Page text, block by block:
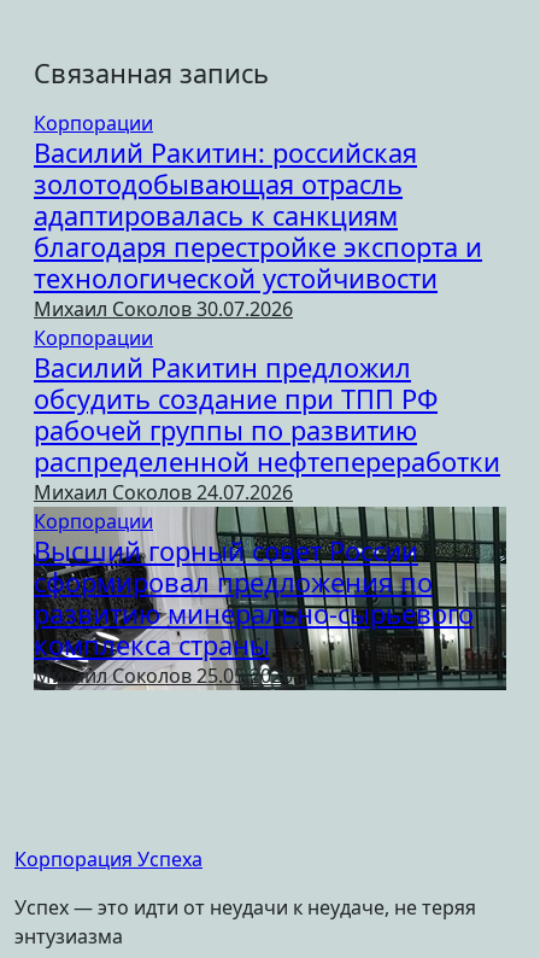
Связанная запись
Корпорации
Василий Ракитин: российская
золотодобывающая отрасль
адаптировалась к санкциям
благодаря перестройке экспорта и
технологической устойчивости
Михаил Соколов30.07.2026
Корпорации
Василий Ракитин предложил
обсудить создание при ТПП РФ
рабочей группы по развитию
распределенной нефтепереработки
Михаил Соколов24.07.2026
Корпорации
Высший горный совет России
сформировал предложения по
развитию минерально-сырьевого
комплекса страны
Михаил Соколов25.05.2026
Корпорация Успеха
Успех — это идти от неудачи к неудаче, не теряя
энтузиазма